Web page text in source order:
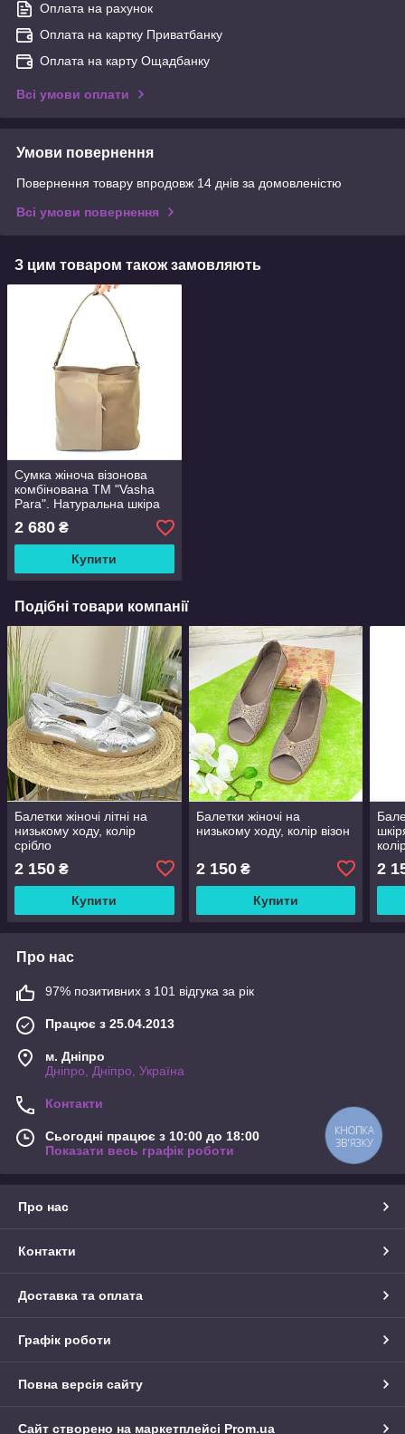
Оплата на рахунок
Оплата на картку Приватбанку
Оплата на карту Ощадбанку
Всі умови оплати
Умови повернення
Повернення товару впродовж 14 днів за домовленістю
Всі умови повернення
З цим товаром також замовляють
Сумка жіноча візонова
комбінована ТМ "Vasha
Para". Натуральна шкіра
2 680 ₴
Купити
Подібні товари компанії
Балетки жіночі літні на
низькому ходу, колір
срібло
2 150 ₴
Купити
Балетки жіночі на
низькому ходу, колір візон
2 150₴
Купити
2
Про нас
97% позитивних з 101 відгука за рік
Працює з 25.04.2013
м. Дніпро
Дніпро, Дніпро, Україна
Контакти
Сьогодні працює з 10:00 до 18:00
Показати весь графік роботи
Про нас
Контакти
Доставка та оплата
Графік роботи
Повна версія сайту
Сайт створено на маркетплейсі Prom.ua
КНОПКА
ЗВ'ЯЗКУ